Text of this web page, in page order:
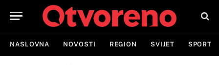
NASLOVNA NOVOSTI REGION SVIJET SPORT